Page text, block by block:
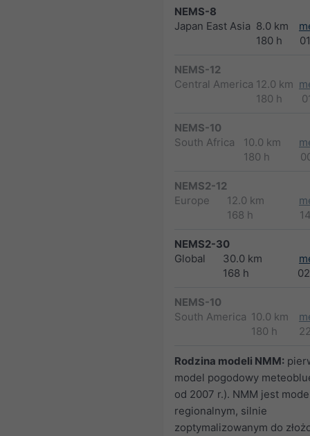
NEMS-8
Japan East Asia 8.0 km
180 h
NEMS-12
Central America 12.0 km
180 h
NEMS-10
South Africa
10.0 km
180 h
NEMS2-12
Europe
12.0 km
168 h
NEMS2-30
Global
30.0 km
168 h
NEMS-10
South America 10.0 km
180 h
Rodzina modeli NMM:
model pogodowy
od 2007 r.). NMM jest
regionalnym, silnie
zoptymalizowanym do